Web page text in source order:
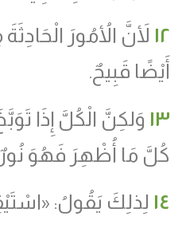
١٢ لأَنَّ الأُمُورَ
أَيْضًا قَبِيحٌ.
١٣ وَلكِنَّ الْكُلَّ إِذَا
كُلَّ مَا أُظْهِرَ فَهُوَ
١٤ لِذلِكَ يَقُولُ: